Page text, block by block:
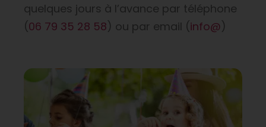
quelques jours à l’avance par téléphone
(06 79 35 28 58) ou par email (info@)